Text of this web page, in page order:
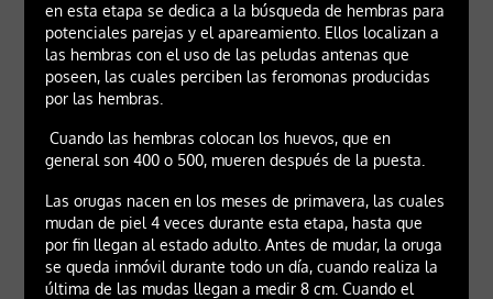
en esta etapa se dedica a la búsqueda de hembras para
potenciales parejas y el apareamiento. Ellos localizan a
las hembras con el uso de las peludas antenas que
poseen, las cuales perciben las feromonas producidas
por las hembras.
Cuando las hembras colocan los huevos, que en
general son 400 o 500, mueren después de la puesta.
Las orugas nacen en los meses de primavera, las cuales
mudan de piel 4 veces durante esta etapa, hasta que
por fin llegan al estado adulto. Antes de mudar, la oruga
se queda inmóvil durante todo un día, cuando realiza la
última de las mudas llegan a medir 8 cm. Cuando el